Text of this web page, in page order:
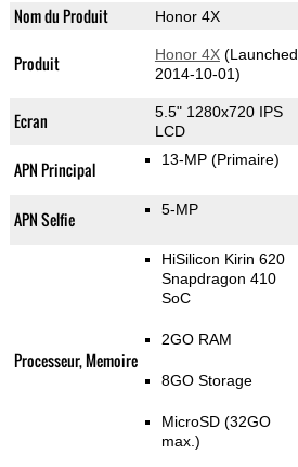
Nom du Produit Honor 4X
Produit Honor 4X(Launched
2014-10-01)
Ecran
5.5" 1280x720 IPS
LCD
APN Principal 13-MP (Primaire)
APN Selfie 5-MP
Processeur, Memoire
HiSilicon Kirin 620
Snapdragon 410
SoC
2GO RAM
8GO Storage
MicroSD (32GO
max.)